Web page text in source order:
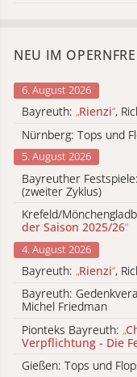
NEU IM
6. August 2026
Bayreuth: „Rienzi“,
Nürnberg: Tops und
5. August 2026
Bayreuther Festspiele:
(zweiter Zyklus)
Krefeld/
der Saison 2025/26“
4. August 2026
Bayreuth: „Rienzi“,
Bayreuth:
Michel Friedman
Pionteks Bayreuth: „
Verpflichtung - Die
Gießen: Tops und